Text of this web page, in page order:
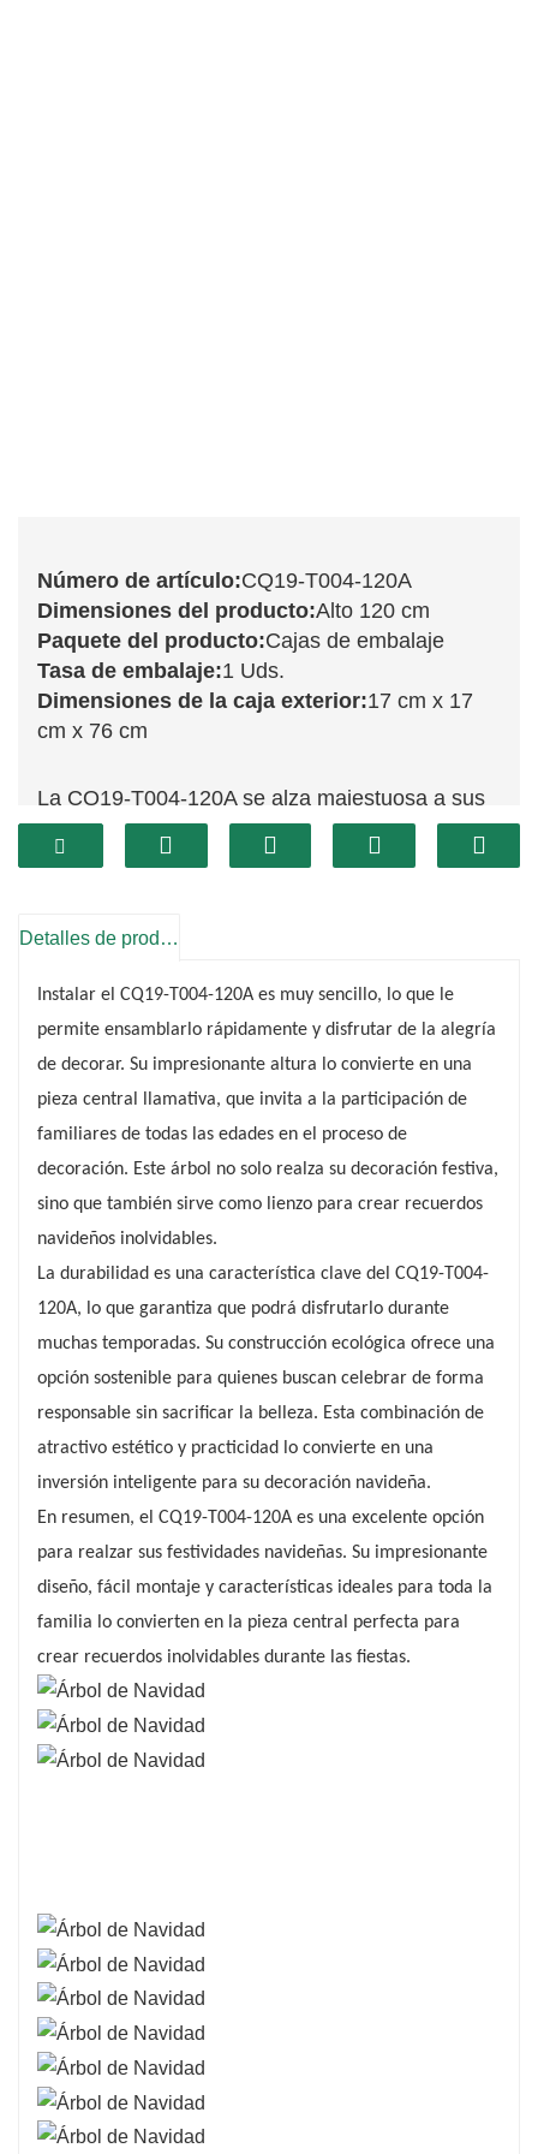
Número de artículo:CQ19-T004-120A
Dimensiones del producto:Alto 120 cm
Paquete del producto:Cajas de embalaje
Tasa de embalaje:1 Uds.
Dimensiones de la caja exterior:17 cm x 17
cm x 76 cm
La CQ19-T004-120A se alza majestuosa a sus
120 cm, diseñada para causar una impresión
impactante durante la temporada navideña. Sus
vibrante y exuberante, creando el fondo ideal
Su generosa altura es perfecta para llenar
espacios más amplios, garantizando que su
hogar rebose de calidez y encanto festivos.
Fabricado con materiales de alta calidad, el
CQ19-T004-120A cuenta con ramas robustas
que permiten colocar diversas decoraciones.
Desde adornos clásicos hasta detalles
extravagantes, este árbol invita a la creatividad
y la personalización, permitiéndole expresar su
estilo navideño único. Su abundante follaje
ofrece amplio espacio para superponer
decoraciones, lo que lo convierte en un
proyecto encantador para familias.
Detalles de producto
Instalar el CQ19-T004-120A es muy sencillo, lo que le
permite ensamblarlo rápidamente y disfrutar de la alegría
de decorar. Su impresionante altura lo convierte en una
pieza central llamativa, que invita a la participación de
familiares de todas las edades en el proceso de
decoración. Este árbol no solo realza su decoración festiva,
sino que también sirve como lienzo para crear recuerdos
navideños inolvidables.
La durabilidad es una característica clave del CQ19-T004-
120A, lo que garantiza que podrá disfrutarlo durante
muchas temporadas. Su construcción ecológica ofrece una
opción sostenible para quienes buscan celebrar de forma
responsable sin sacrificar la belleza. Esta combinación de
atractivo estético y practicidad lo convierte en una
inversión inteligente para su decoración navideña.
En resumen, el CQ19-T004-120A es una excelente opción
para realzar sus festividades navideñas. Su impresionante
diseño, fácil montaje y características ideales para toda la
familia lo convierten en la pieza central perfecta para
crear recuerdos inolvidables durante las fiestas.